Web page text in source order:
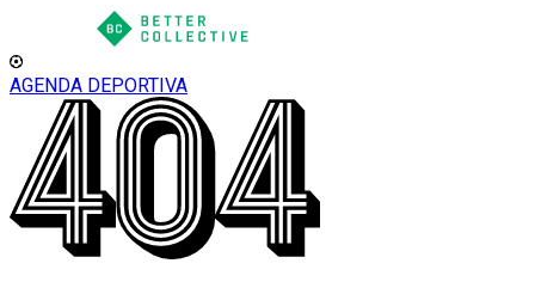
AGENDA DEPORTIVA